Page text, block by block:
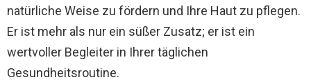
natürliche Weise zu fördern und Ihre Haut zu pflegen.
Er ist mehr als nur ein süßer Zusatz; er ist ein
wertvoller Begleiter in Ihrer täglichen
Gesundheitsroutine.